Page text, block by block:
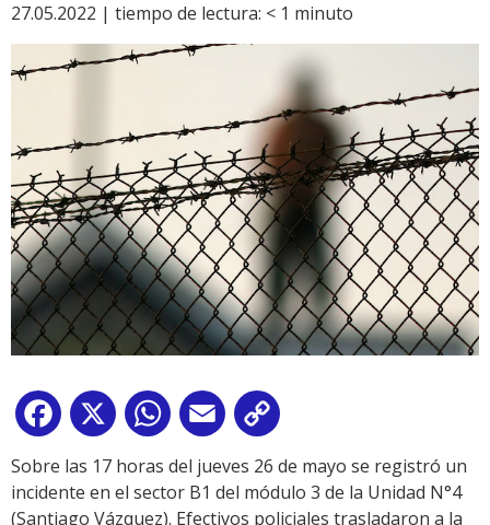
27.05.2022 | tiempo de lectura: < 1 minuto
Facebook
X WhatsApp
Email
Link
Sobre las 17 horas del jueves 26 de mayo se registró un
incidente en el sector B1 del módulo 3 de la Unidad N°4
(Santiago Vázquez). Efectivos policiales trasladaron a la